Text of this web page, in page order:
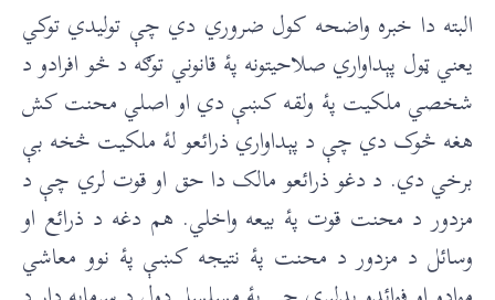
البته دا خبره واضحه کول ضروري دي چې توليدي توکي
يعني ټول پېداواري صلاحيتونه پۀ قانوني توګه د څو افرادو د
شخصي ملکيت پۀ ولقه کښې دي او اصلي محنت کش
هغه څوک دي چې د پېداواري ذرائعو لۀ ملکيت څخه بې
برخي دي. د دغو ذرائعو مالک دا حق او قوت لري چې د
مزدور د محنت قوت پۀ بيعه واخلي. هم دغه د ذرائع او
وسائل د مزدور د محنت پۀ نتيجه کښې پۀ نوو معاشي